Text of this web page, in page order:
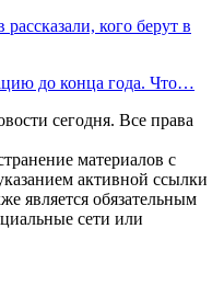
кого берут в
до конца года. Что…
сегодня. Все права
материалов с
активной ссылки
является обязательным
сети или